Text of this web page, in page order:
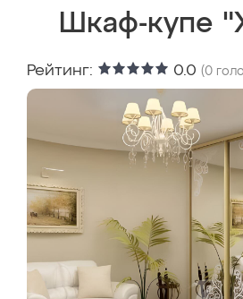
Шкаф-купе
Рейтинг: 0.0 (0